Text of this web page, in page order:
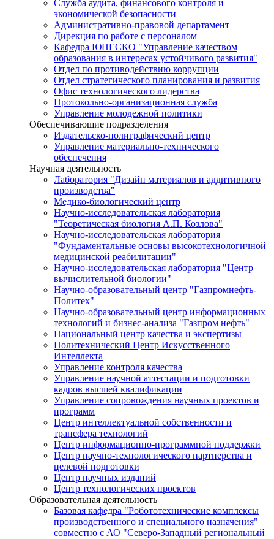
Служба аудита, финансового контроля и
экономической безопасности
Административно-правовой департамент
Дирекция по работе с персоналом
Кафедра ЮНЕСКО "Управление качеством
образования в интересах устойчивого развития"
Отдел по противодействию коррупции
Отдел стратегического планирования и развития
Офис технологического лидерства
Протокольно-организационная служба
Управление молодежной политики
Обеспечивающие подразделения
Издательско-полиграфический центр
Управление материально-технического
обеспечения
Научная деятельность
Лаборатория "Дизайн материалов и аддитивного
производства"
Медико-биологический центр
Научно-исследовательская лаборатория
"Теоретическая биология А.П. Козлова"
Научно-исследовательская лаборатория
"Фундаментальные основы высокотехнологичной
медицинской реабилитации"
Научно-исследовательская лаборатория "Центр
вычислительной биологии"
Научно-образовательный центр "Газпромнефть-
Политех"
Научно-образовательный центр информационных
технологий и бизнес-анализа "Газпром нефть"
Национальный центр качества и экспертизы
Политехнический Центр Искусственного
Интеллекта
Управление контроля качества
Управление научной аттестации и подготовки
кадров высшей квалификации
Управление сопровождения научных проектов и
программ
Центр интеллектуальной собственности и
трансфера технологий
Центр информационно-программной поддержки
Центр научно-технологического партнерства и
целевой подготовки
Центр научных изданий
Центр технологических проектов
Образовательная деятельность
Базовая кафедра "Робототехнические комплексы
производственного и специального назначения"
совместно с АО "Северо-Западный региональный